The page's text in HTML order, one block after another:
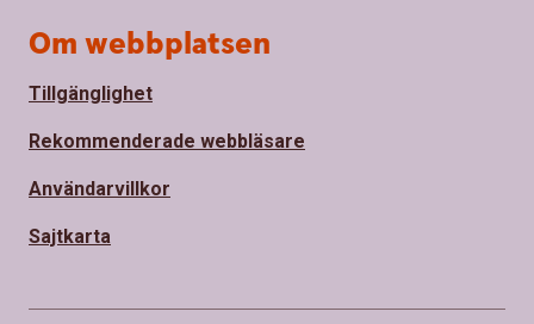
Om webbplatsen
Tillgänglighet
Rekommenderade webbläsare
Användarvillkor
Sajtkarta